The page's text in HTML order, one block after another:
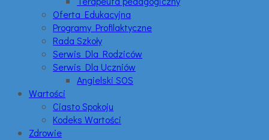
Oferta Edukacyjna
Programy Profilaktyczne
Rada Szkoły
Serwis Dla Rodziców
Serwis Dla Uczniów
Angielski SOS
Wartości
Ciasto Spokoju
Kodeks Wartości
Zdrowie